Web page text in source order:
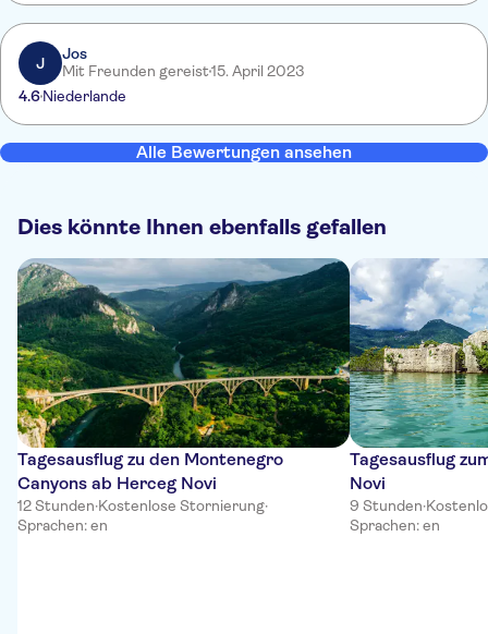
J
Jos
Mit Freunden gereist15. April 2023
4.6Niederlande
Alle Bewertungen ansehen
Dies könnte Ihnen ebenfalls gefallen
Tagesausflug zu den Montenegro
Canyons ab Herceg Novi
12 Stunden·Kostenlose Stornierung·
Sprachen: en
Tagesausflug
Novi
9 Stunden·
Sprachen: en